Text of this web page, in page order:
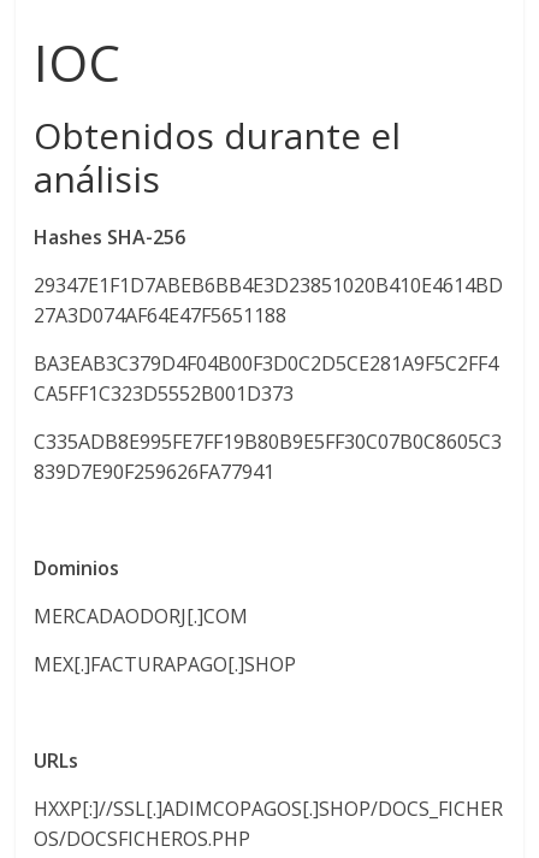
IOC
Obtenidos durante el
análisis
Hashes SHA-256
29347E1F1D7ABEB6BB4E3D23851020B410E4614BD
27A3D074AF64E47F5651188
BA3EAB3C379D4F04B00F3D0C2D5CE281A9F5C2FF4
CA5FF1C323D5552B001D373
C335ADB8E995FE7FF19B80B9E5FF30C07B0C8605C3
839D7E90F259626FA77941
Dominios
MERCADAODORJ[.]COM
MEX[.]FACTURAPAGO[.]SHOP
URLs
HXXP[:]//SSL[.]ADIMCOPAGOS[.]SHOP/DOCS_FICHER
OS/DOCSFICHEROS.PHP